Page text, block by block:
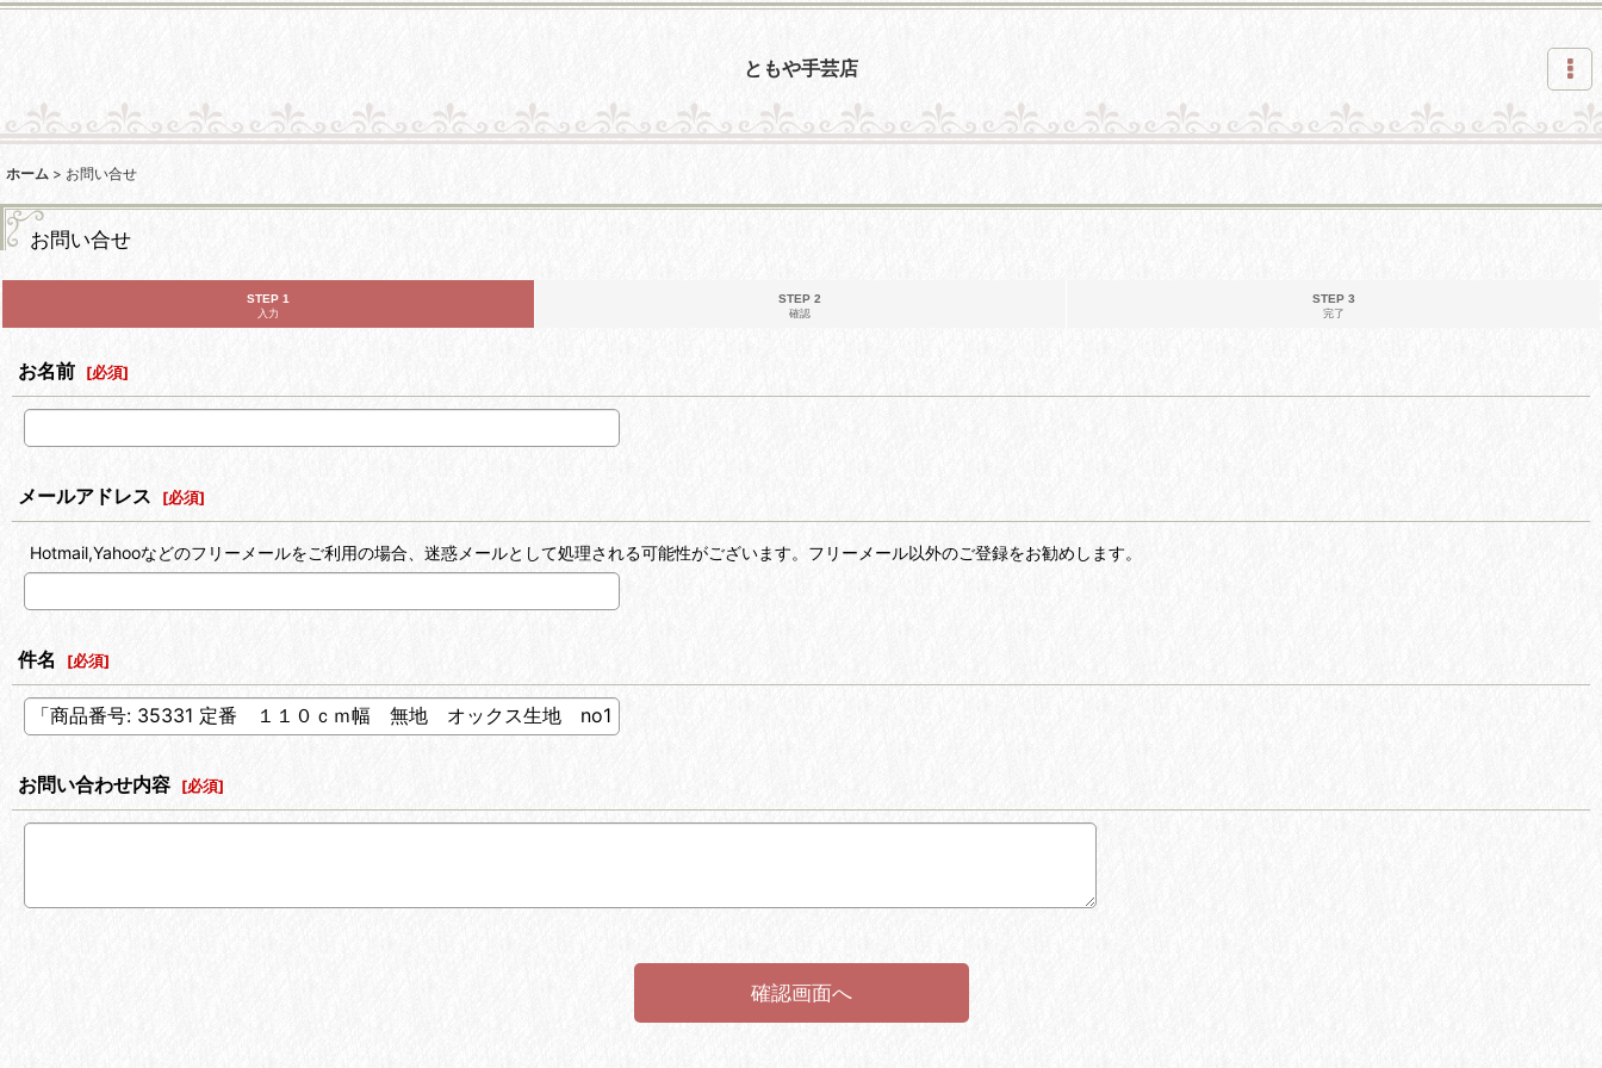
ともや手芸店
ホーム > お問い合せ
お問い合せ
STEP 1
入力
STEP 2
確認
STEP 3
完了
お名前 [必須]
メールアドレス [必須]
Hotmail,Yahooなどのフリーメールをご利用の場合、迷惑メールとして処理される可能性がございます。フリーメール以外のご登録をお勧めします。
件名 [必須]
お問い合わせ内容 [必須]
確認画面へ